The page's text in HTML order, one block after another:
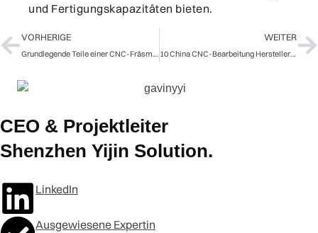
und Fertigungskapazitäten bieten.
VORHERIGE
Grundlegende Teile einer CNC-Fräsmaschine
WEITER
10 China CNC-Bearbeitung Hersteller und Unternehmen
CEO & Projektleiter
Shenzhen Yijin Solution.
LinkedIn
Ausgewiesene Expertin